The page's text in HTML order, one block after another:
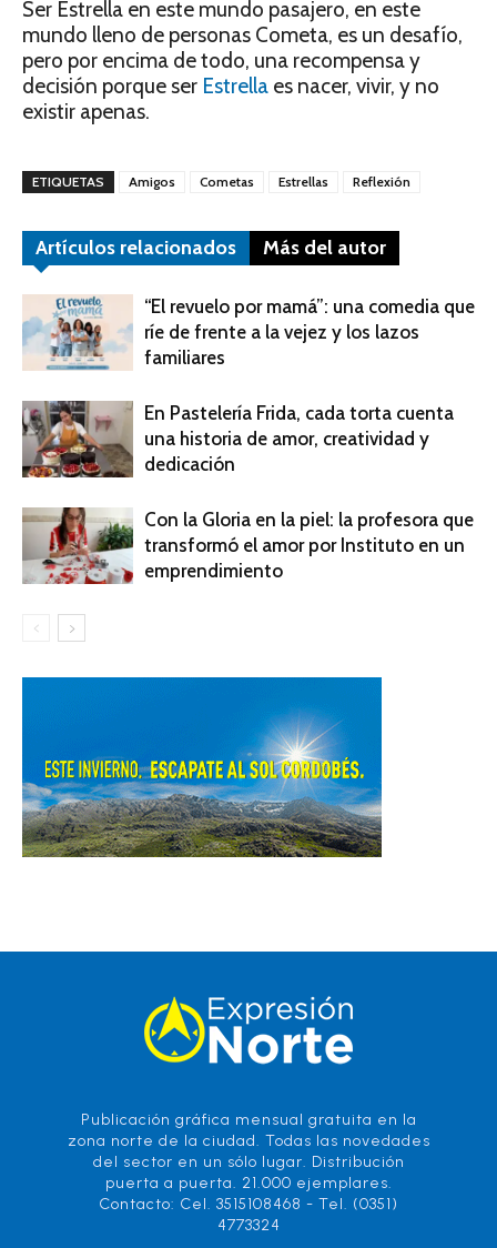
Ser Estrella en este mundo pasajero, en este
mundo lleno de personas Cometa, es un desafío,
pero por encima de todo, una recompensa y
decisión porque ser Estrella es nacer, vivir, y no
existir apenas.
ETIQUETAS Amigos Cometas Estrellas Reflexión
Artículos relacionados Más del autor
“El revuelo por mamá”: una comedia que
ríe de frente a la vejez y los lazos
familiares
En Pastelería Frida, cada torta cuenta
una historia de amor, creatividad y
dedicación
Con la Gloria en la piel: la profesora que
transformó el amor por Instituto en un
emprendimiento
Publicación gráfica mensual gratuita en la
zona norte de la ciudad. Todas las novedades
del sector en un sólo lugar. Distribución
puerta a puerta. 21.000 ejemplares.
Contacto: Cel. 3515108468 - Tel. (0351)
4773324